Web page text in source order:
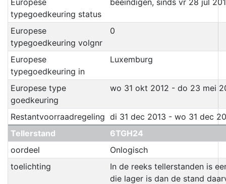
typegoedkeuring status
Europese
typegoedkeuring volgnr
0
Europese
typegoedkeuring in
Luxemburg
Europese type
goedkeuring
wo 31 okt 2012 - do 23 mei
Restantvoorraadregeling di 31 dec 2013 - wo 31 dec
Tellerstand
6TGH24
oordeel
Onlogisch
toelichting
In de reeks tellerstanden is
die lager is dan de stand